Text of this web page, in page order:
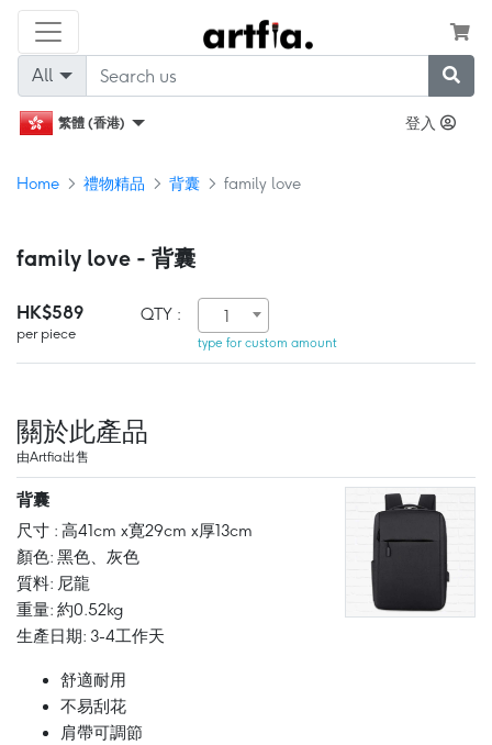
All
繁體 (香港) 登入
Home 禮物精品 背囊 family love
family love - 背囊
HK$589
per piece
QTY : 1
type for custom amount
關於此產品
由Artfia出售
背囊
尺寸 : 高41cm x寛29cm x厚13cm
顏色: 黑色、灰色
質料: 尼龍
重量: 約0.52kg
生產日期: 3-4工作天
舒適耐用
不易刮花
肩帶可調節